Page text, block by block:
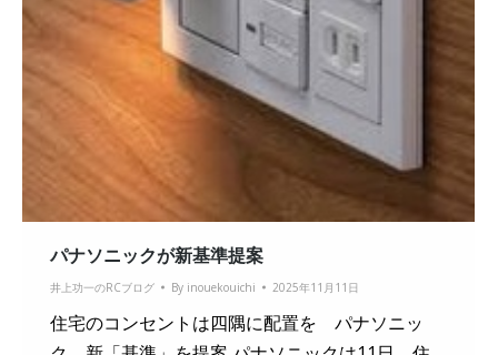
パナソニックが新基準提案
井上功一のRCブログ By inouekouichi 2025年11月11日
住宅のコンセントは四隅に配置を パナソニッ